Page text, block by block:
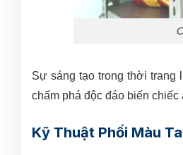
Sự sáng tạo trong thời trang
chấm phá độc đáo biến chiếc
Kỹ Thuật Phối Màu